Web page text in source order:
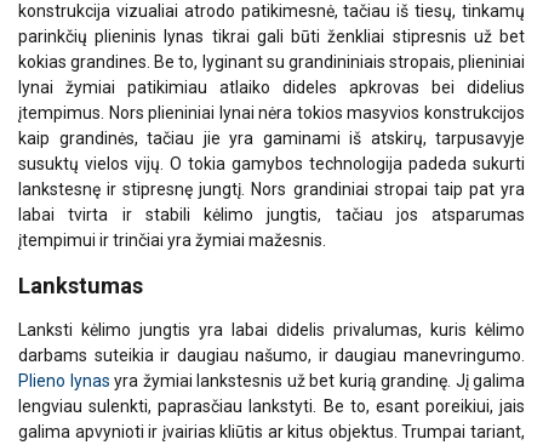
konstrukcija vizualiai atrodo patikimesnė, tačiau iš tiesų, tinkamų
parinkčių plieninis lynas tikrai gali būti ženkliai stipresnis už bet
kokias grandines. Be to, lyginant su grandininiais stropais, plieniniai
lynai žymiai patikimiau atlaiko dideles apkrovas bei didelius
įtempimus. Nors plieniniai lynai nėra tokios masyvios konstrukcijos
kaip grandinės, tačiau jie yra gaminami iš atskirų, tarpusavyje
susuktų vielos vijų. O tokia gamybos technologija padeda sukurti
lankstesnę ir stipresnę jungtį. Nors grandiniai stropai taip pat yra
labai tvirta ir stabili kėlimo jungtis, tačiau jos atsparumas
įtempimui ir trinčiai yra žymiai mažesnis.
Lankstumas
Lanksti kėlimo jungtis yra labai didelis privalumas, kuris kėlimo
darbams suteikia ir daugiau našumo, ir daugiau manevringumo.
Plieno lynas yra žymiai lankstesnis už bet kurią grandinę. Jį galima
lengviau sulenkti, paprasčiau lankstyti. Be to, esant poreikiui, jais
galima apvynioti ir įvairias kliūtis ar kitus objektus. Trumpai tariant,